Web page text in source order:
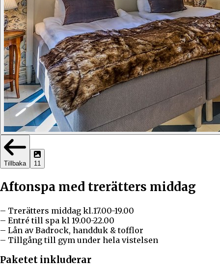
Tillbaka 11
Aftonspa med trerätters middag
– Trerätters middag kl.17.00-19.00
– Entré till spa kl 19.00-22.00
– Lån av Badrock, handduk & tofflor
– Tillgång till gym under hela vistelsen
Paketet inkluderar